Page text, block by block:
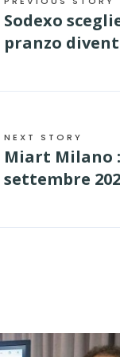
Sodexo
pranzo
NEXT STORY
Miart Milano
settembre